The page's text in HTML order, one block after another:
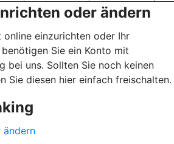
oder ändern
einzurichten oder Ihr
Sie ein Konto mit
bei uns. Sollten Sie noch keinen
Sie diesen hier einfach freischalten.
ändern